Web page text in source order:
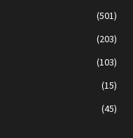
(501)
(203)
(103)
(15)
(45)